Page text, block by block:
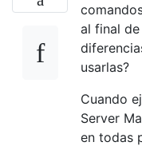
al final
usarlas?
Cuando
Server
en todas